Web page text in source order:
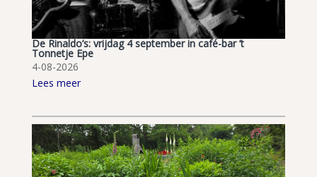
De Rinaldo’s: vrijdag 4 september in café-bar ’t
Tonnetje Epe
4-08-2026
Lees meer